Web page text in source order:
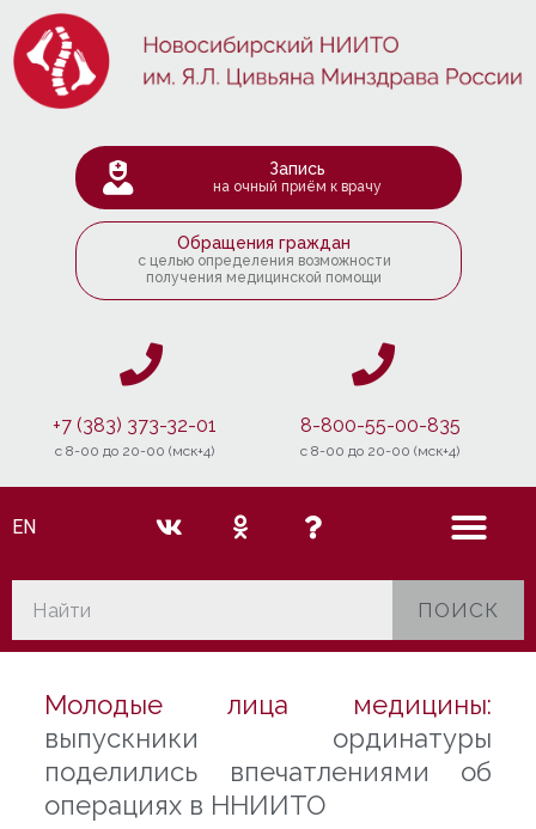
Запись
на очный приём к врачу
Обращения граждан
с целью определения возможности
получения медицинской помощи
+7 (383) 373-32-01
c 8-00 до 20-00 (мск+4)
8-800-55-00-835
c 8-00 до 20-00 (мск+4)
EN
ПОИСК
Молодые лица медицины:
выпускники ординатуры
поделились впечатлениями об
операциях в ННИИТО